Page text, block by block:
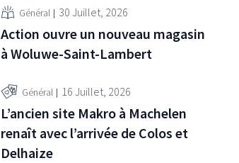
Général 30 Juillet, 2026
Action ouvre un nouveau magasin
à Woluwe-Saint-Lambert
Général 16 Juillet, 2026
L’ancien site Makro à Machelen
renaît avec l’arrivée de Colos et
Delhaize